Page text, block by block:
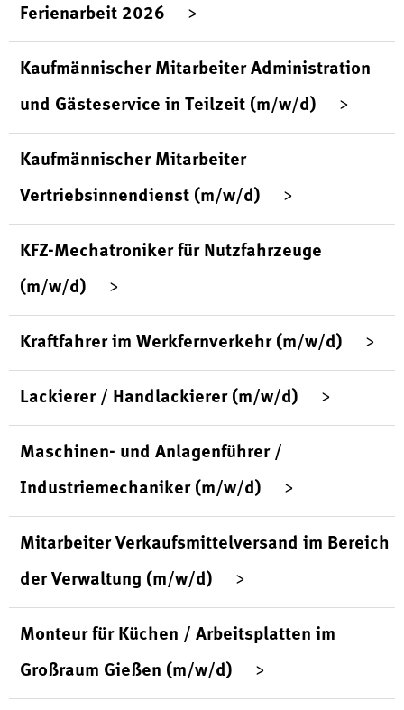
Ferienarbeit 2026
Kaufmännischer Mitarbeiter Administration
und Gästeservice in Teilzeit (m/w/d)
Kaufmännischer Mitarbeiter
Vertriebsinnendienst (m/w/d)
KFZ-Mechatroniker für Nutzfahrzeuge
(m/w/d)
Kraftfahrer im Werkfernverkehr (m/w/d)
Lackierer / Handlackierer (m/w/d)
Maschinen- und Anlagenführer /
Industriemechaniker (m/w/d)
Mitarbeiter Verkaufsmittelversand im Bereich
der Verwaltung (m/w/d)
Monteur für Küchen / Arbeitsplatten im
Großraum Gießen (m/w/d)